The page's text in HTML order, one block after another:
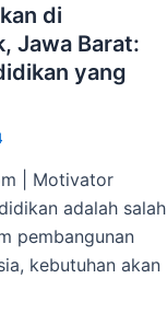
di
Jawa Barat:
yang
| Motivator
adalah salah
pembangunan
kebutuhan akan